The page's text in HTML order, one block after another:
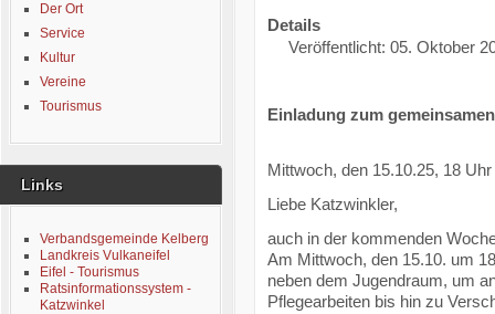
Der Ort
Service
Kultur
Vereine
Tourismus
Links
Verbandsgemeinde Kelberg
Landkreis Vulkaneifel
Eifel - Tourismus
Ratsinformationssystem -
Katzwinkel
Details
Veröffentlicht: 05. Oktober
Einladung zum
Mittwoch, den 15.10.25, 18 Uhr
Liebe Katzwinkler,
auch in der kommenden
Am Mittwoch, den 15.10. um
neben dem Jugendraum, um
Pflegearbeiten bis hin zu